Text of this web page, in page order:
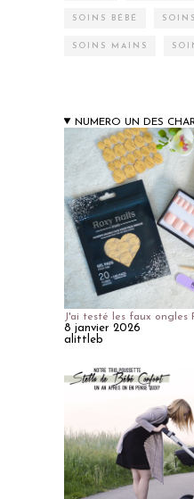
SOINS BÉBÉ
SOINS MAINS
NUMERO UN DES
J'ai testé les faux ongles
8 janvier 2026
alittleb